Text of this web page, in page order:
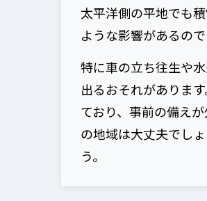
太平洋側の平地でも
ような影響があるので
特に車の立ち往生や
出るおそれがありま
ており、事前の備え
の地域は大丈夫でし
う。